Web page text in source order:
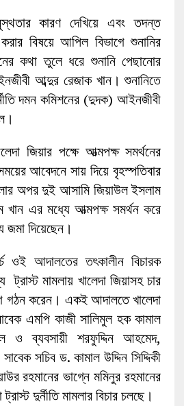
কারণ দেখিয়ে এবং তদন্ত
বিষয়ে আপিল বিভাগে শুনানির
কথা তুলে ধরে শুনানি পেছানোর
আব্দুর রেজাক খান। শুনানিতে
দমন কমিশনের (দুদক) আইনজীবী
জিয়ার পক্ষে আত্মপক্ষ সমর্থনের
আবেদনে সায় দিয়ে বৃহস্পতিবার
অপর দুই আসামি জিয়াউল ইসলাম
এর মধ্যে আত্মপক্ষ সমর্থন করে
দিয়েছেন।
ওই আদালতের তৎকালীন বিচারক
ট্রাস্ট মামলায় খালেদা জিয়াসহ চার
গঠন করেন। একই আদালতে খালেদা
এমপি কাজী সালিমুল হক কামাল
ও ব্যবসায়ী শরফুদ্দিন আহমেদ,
সাবেক সচিব ড. কামাল উদ্দিন সিদ্দিকী
রহমানের ভাগ্নে মমিনুর রহমানের
দুর্নীতি মামলার বিচার চলছে।